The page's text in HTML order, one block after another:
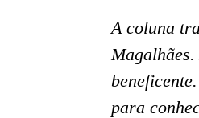
A coluna
para